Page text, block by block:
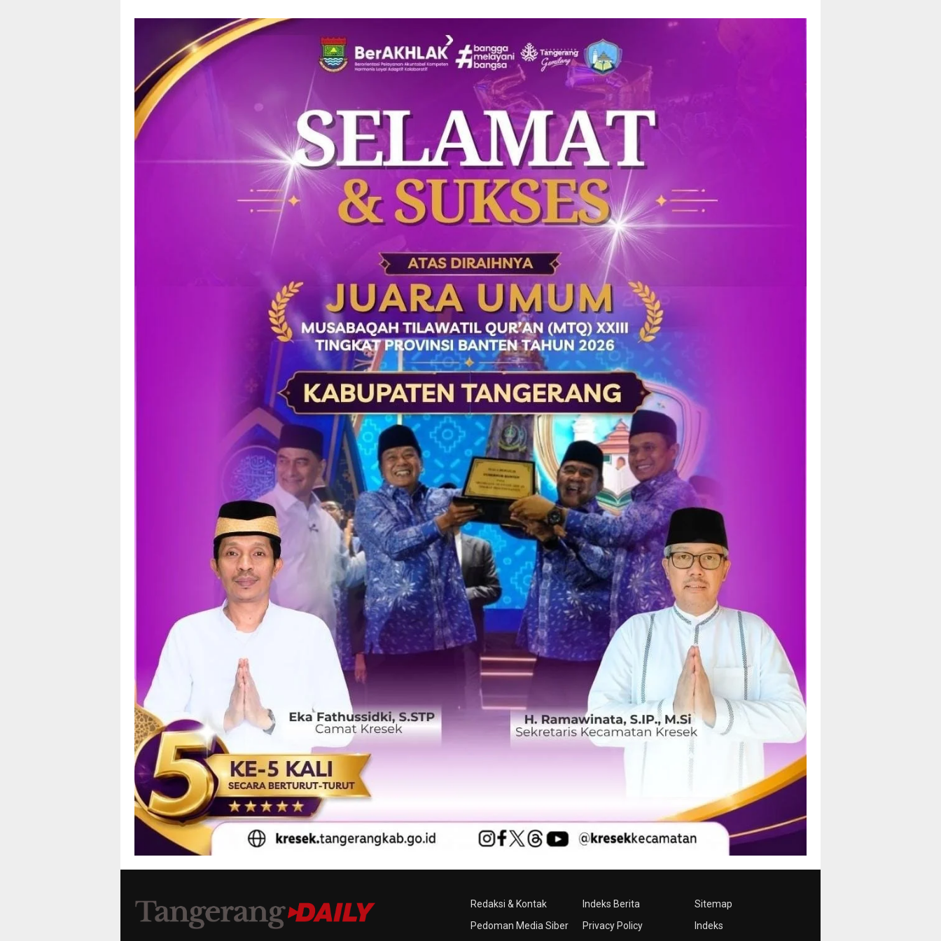
Redaksi & Kontak
Pedoman Media Siber
Indeks Berita
Privacy Policy
Sitemap
Indeks